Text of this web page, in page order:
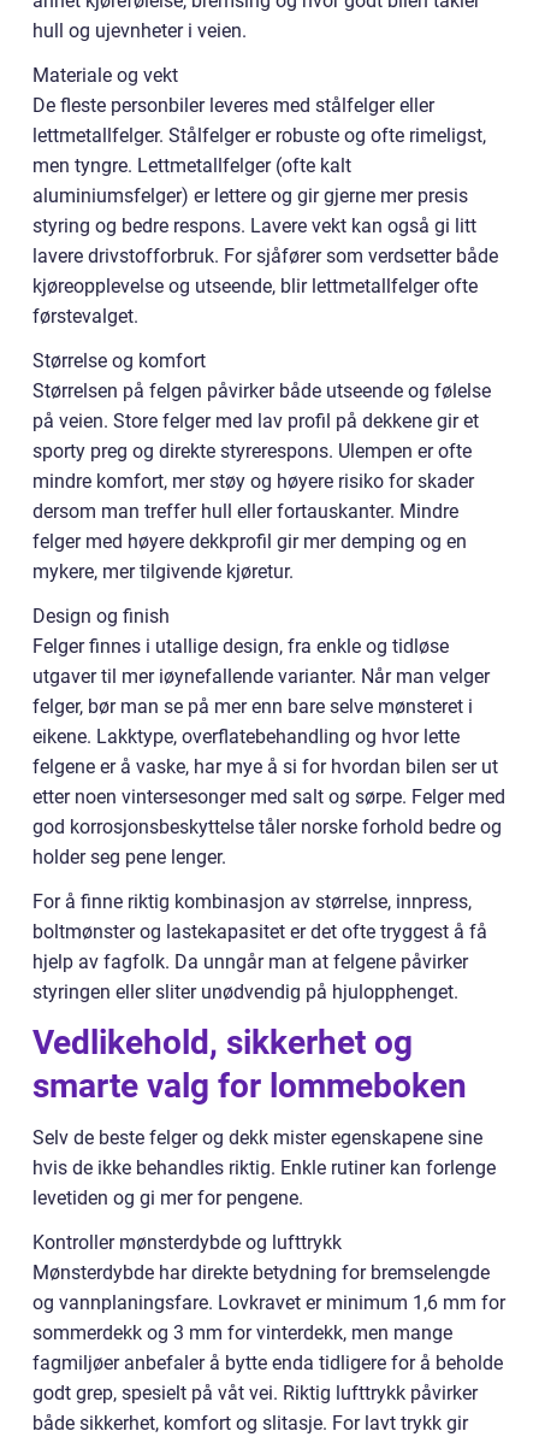
hull og ujevnheter i veien.
Materiale og vekt
De fleste personbiler leveres med stålfelger eller
lettmetallfelger. Stålfelger er robuste og ofte rimeligst,
men tyngre. Lettmetallfelger (ofte kalt
aluminiumsfelger) er lettere og gir gjerne mer presis
styring og bedre respons. Lavere vekt kan også gi litt
lavere drivstofforbruk. For sjåfører som verdsetter både
kjøreopplevelse og utseende, blir lettmetallfelger ofte
førstevalget.
Størrelse og komfort
Størrelsen på felgen påvirker både utseende og følelse
på veien. Store felger med lav profil på dekkene gir et
sporty preg og direkte styrerespons. Ulempen er ofte
mindre komfort, mer støy og høyere risiko for skader
dersom man treffer hull eller fortauskanter. Mindre
felger med høyere dekkprofil gir mer demping og en
mykere, mer tilgivende kjøretur.
Design og finish
Felger finnes i utallige design, fra enkle og tidløse
utgaver til mer iøynefallende varianter. Når man velger
felger, bør man se på mer enn bare selve mønsteret i
eikene. Lakktype, overflatebehandling og hvor lette
felgene er å vaske, har mye å si for hvordan bilen ser ut
etter noen vintersesonger med salt og sørpe. Felger med
god korrosjonsbeskyttelse tåler norske forhold bedre og
holder seg pene lenger.
For å finne riktig kombinasjon av størrelse, innpress,
boltmønster og lastekapasitet er det ofte tryggest å få
hjelp av fagfolk. Da unngår man at felgene påvirker
styringen eller sliter unødvendig på hjulopphenget.
Vedlikehold, sikkerhet og
smarte valg for lommeboken
Selv de beste felger og dekk mister egenskapene sine
hvis de ikke behandles riktig. Enkle rutiner kan forlenge
levetiden og gi mer for pengene.
Kontroller mønsterdybde og lufttrykk
Mønsterdybde har direkte betydning for bremselengde
og vannplaningsfare. Lovkravet er minimum 1,6 mm for
sommerdekk og 3 mm for vinterdekk, men mange
fagmiljøer anbefaler å bytte enda tidligere for å beholde
godt grep, spesielt på våt vei. Riktig lufttrykk påvirker
både sikkerhet, komfort og slitasje. For lavt trykk gir